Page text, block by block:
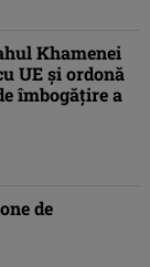
Khamenei
UE şi ordonă
îmbogăţire a
de